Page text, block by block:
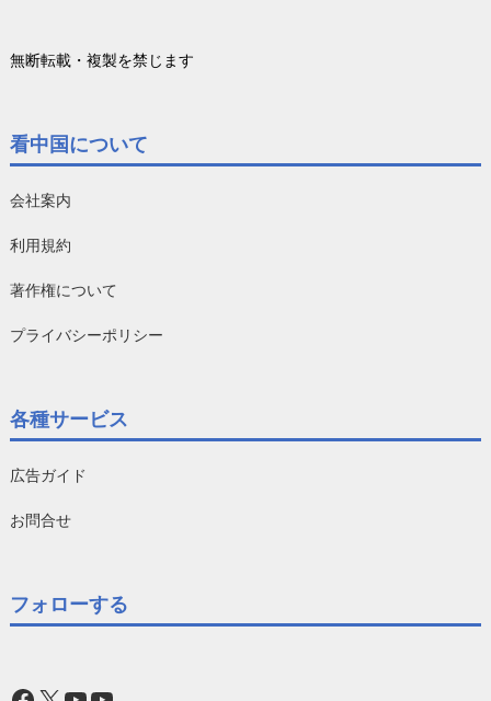
無断転載・複製を禁じます
看中国について
会社案内
利用規約
著作権について
プライバシーポリシー
各種サービス
広告ガイド
お問合せ
フォローする